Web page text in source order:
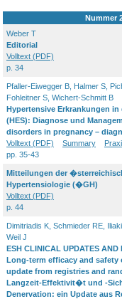
Nummer
Weber T
Editorial
Volltext (PDF)
p. 34
Pfaller-Eiwegger B, Halmer S,
Fohleitner S, Wichert-Schmitt B
Hypertensive Erkrankungen
(HES): Diagnose und
disorders in pregnancy –
Volltext (PDF)
Summary
pp. 35-43
Mitteilungen der
Hypertensiologie (�GH)
Volltext (PDF)
p. 44
Dimitriadis K, Schmieder RE,
Weil J
ESH CLINICAL UPDATES AND
Long-term efficacy and safety
update from registries and
Langzeit-Effektivit�t und -
Denervation: ein Update aus